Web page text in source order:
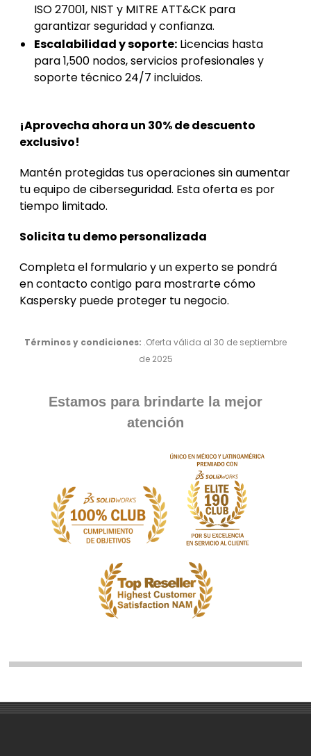
ISO 27001, NIST y MITRE ATT&CK para
garantizar seguridad y confianza.
Escalabilidad y soporte:Licencias hasta
para 1,500 nodos, servicios profesionales y
soporte técnico 24/7 incluidos.
¡Aprovecha ahora un 30% de descuento
exclusivo!
Mantén protegidas tus operaciones sin aumentar
tu equipo de ciberseguridad. Esta oferta es por
tiempo limitado.
Solicita tu demo personalizada
Completa el formulario y un experto se pondrá
en contacto contigo para mostrarte cómo
Kaspersky puede proteger tu negocio.
Términos y condiciones: .Oferta válida al 30 de septiembre
de 2025
Estamos para brindarte la mejor
atención